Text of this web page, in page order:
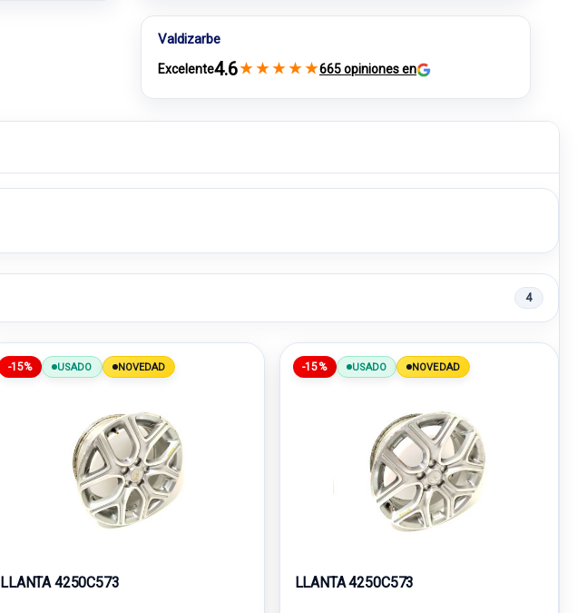
Valdizarbe
Excelente4.6★ ★ ★ ★ ★665 opiniones en
4
-15% USADO NOVEDAD
LLANTA 4250C573
-15% USADO NOVEDAD
LLANTA 4250C573